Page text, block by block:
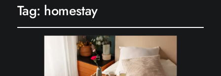
Tag: homestay